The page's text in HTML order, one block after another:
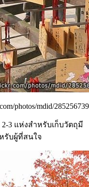
photos/mdid/
3 แห่งสำหรับเก็บวัตถุมี
รับผู้ที่สนใจ